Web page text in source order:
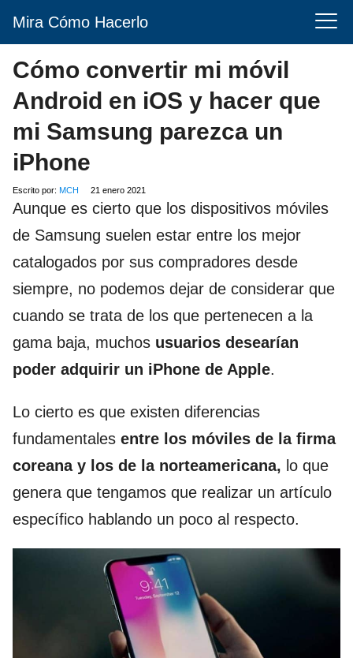
Mira Cómo Hacerlo
Cómo convertir mi móvil
Android en iOS y hacer que
mi Samsung parezca un
iPhone
Escrito por: MCH 21 enero 2021
Aunque es cierto que los dispositivos móviles
de Samsung suelen estar entre los mejor
catalogados por sus compradores desde
siempre, no podemos dejar de considerar que
cuando se trata de los que pertenecen a la
gama baja, muchos usuarios desearían
poder adquirir un iPhone de Apple.
Lo cierto es que existen diferencias
fundamentales entre los móviles de la firma
coreana y los de la norteamericana, lo que
genera que tengamos que realizar un artículo
específico hablando un poco al respecto.